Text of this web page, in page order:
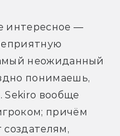
интересное —
неожиданный
понимаешь,
Sekiro вообще
причём
создателям,